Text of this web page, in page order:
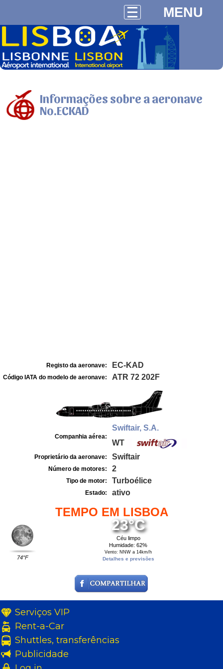
MENU
Informações sobre a aeronave
No.ECKAD
Registo da aeronave: EC-KAD
Código IATA do modelo de aeronave: ATR 72 202F
Companhia aérea:
Swiftair, S.A.
WT
Proprietário da aeronave: Swiftair
Número de motores: 2
Tipo de motor: Turboélice
Estado: ativo
TEMPO EM LISBOA
74°F
23°C
Céu limpo
Humidade: 62%
Vento: NNW a 14km/h
Detalhes e previsões
Serviços VIP
Rent-a-Car
Shuttles, transferências
Publicidade